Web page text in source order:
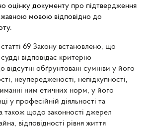
оцінку документу про підтвердження
мовою відповідно до
69 Закону встановлено, що
відповідає критерію
відсутні обґрунтовані сумніви у його
неупередженості, непідкупності,
ним етичних норм, у його
у професійній діяльності та
також щодо законності джерел
відповідності рівня життя